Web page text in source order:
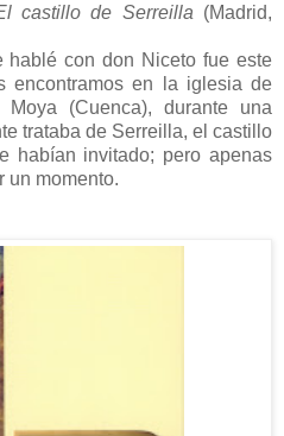
castillo de Serreilla (Madrid,
hablé con don Niceto fue este
encontramos en la iglesia de
(Cuenca), durante una
trataba de Serreilla, el castillo
habían invitado; pero apenas
un momento.